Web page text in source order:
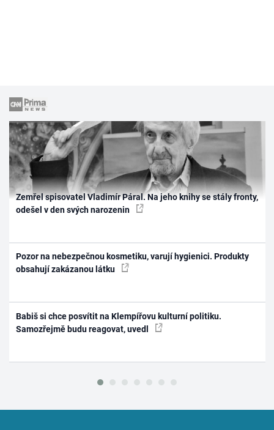
Zemřel spisovatel Vladimír Páral. Na jeho knihy se stály fronty,
odešel v den svých narozenin
Pozor na nebezpečnou kosmetiku, varují hygienici. Produkty
obsahují zakázanou látku
Babiš si chce posvítit na Klempířovu kulturní politiku.
Samozřejmě budu reagovat, uvedl